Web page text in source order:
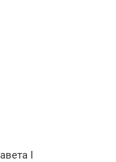
I